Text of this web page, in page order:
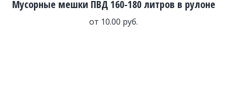
Мусорные мешки ПВД 160-180 литров в рулоне
от 10.00 руб.